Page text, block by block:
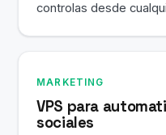
controlas desde
MARKETING
VPS para
sociales